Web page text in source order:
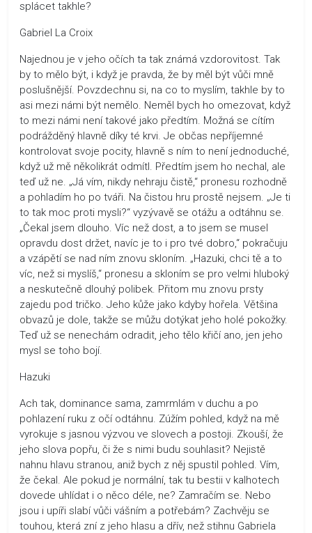
splácet takhle?
Gabriel La Croix
Najednou je v jeho očích ta tak známá vzdorovitost. Tak
by to mělo být, i když je pravda, že by měl být vůči mně
poslušnější. Povzdechnu si, na co to myslím, takhle by to
asi mezi námi být nemělo. Neměl bych ho omezovat, když
to mezi námi není takové jako předtím. Možná se cítím
podrážděný hlavně díky té krvi. Je občas nepříjemné
kontrolovat svoje pocity, hlavně s ním to není jednoduché,
když už mě několikrát odmítl. Předtím jsem ho nechal, ale
teď už ne. „Já vím, nikdy nehraju čistě,“ pronesu rozhodně
a pohladím ho po tváři. Na čistou hru prostě nejsem. „Je ti
to tak moc proti mysli?“ vyzývavě se otážu a odtáhnu se.
„Čekal jsem dlouho. Víc než dost, a to jsem se musel
opravdu dost držet, navíc je to i pro tvé dobro,“ pokračuju
a vzápětí se nad ním znovu skloním. „Hazuki, chci tě a to
víc, než si myslíš,“ pronesu a skloním se pro velmi hluboký
a neskutečně dlouhý polibek. Přitom mu znovu prsty
zajedu pod tričko. Jeho kůže jako kdyby hořela. Většina
obvazů je dole, takže se můžu dotýkat jeho holé pokožky.
Teď už se nenechám odradit, jeho tělo křičí ano, jen jeho
mysl se toho bojí.
Hazuki
Ach tak, dominance sama, zamrmlám v duchu a po
pohlazení ruku z očí odtáhnu. Zúžím pohled, když na mě
vyrokuje s jasnou výzvou ve slovech a postoji. Zkouší, že
jeho slova popřu, či že s nimi budu souhlasit? Nejistě
nahnu hlavu stranou, aniž bych z něj spustil pohled. Vím,
že čekal. Ale pokud je normální, tak tu bestii v kalhotech
dovede uhlídat i o něco déle, ne? Zamračím se. Nebo
jsou i upíři slabí vůči vášním a potřebám? Zachvěju se
touhou, která zní z jeho hlasu a dřív, než stihnu Gabriela